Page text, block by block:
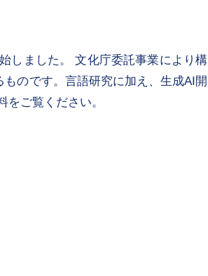
しました。 文化庁委託事業により構
のです。言語研究に加え、生成AI開
ご覧ください。